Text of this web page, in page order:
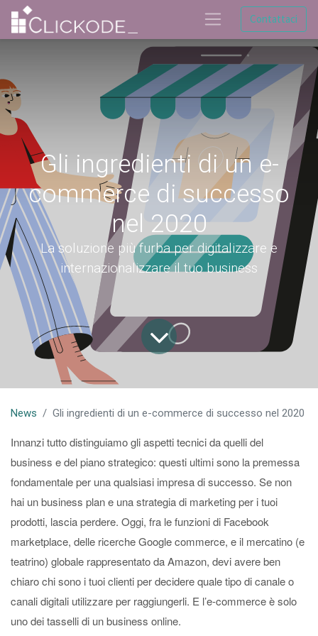
Contattaci
Gli ingredienti di un e-
commerce di successo
nel 2020
La soluzione più furba per digitalizzare e
internazionalizzare il tuo business
News Gli ingredienti di un e-commerce di successo nel 2020
Innanzi tutto distinguiamo gli aspetti tecnici da quelli del
business e del piano strategico: questi ultimi sono la premessa
fondamentale per una qualsiasi impresa di successo. Se non
hai un business plan e una strategia di marketing per i tuoi
prodotti, lascia perdere. Oggi, fra le funzioni di Facebook
marketplace, delle ricerche Google commerce, e il mercatino (e
teatrino) globale rappresentato da Amazon, devi avere ben
chiaro chi sono i tuoi clienti per decidere quale tipo di canale o
canali digitali utilizzare per raggiungerli. E l’e-commerce è solo
uno dei tasselli di un business online.